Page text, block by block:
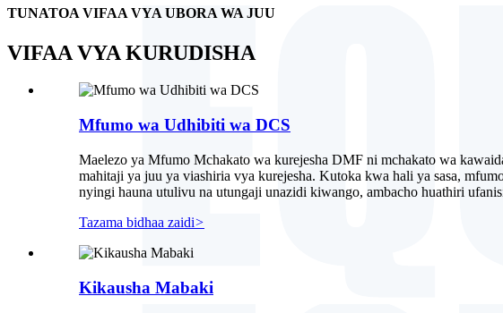
TUNATOA VIFAA VYA UBORA WA JUU
VIFAA VYA KURUDISHA
Mfumo wa Udhibiti wa DCS
Maelezo ya Mfumo Mchakato wa kurejesha DMF ni mchakato wa
mahitaji ya juu ya viashiria vya kurejesha. Kutoka kwa hali ya sasa,
nyingi hauna utulivu na utungaji unazidi kiwango, ambacho huathiri
Tazama bidhaa zaidi>
Kikausha Mabaki